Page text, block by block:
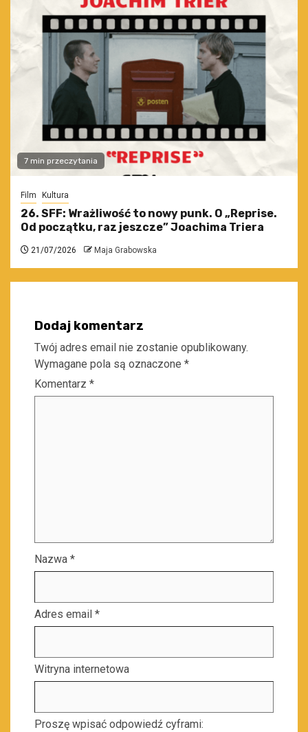
7 min przeczytania
Film Kultura
26. SFF: Wrażliwość to nowy punk. O „Reprise.
Od początku, raz jeszcze” Joachima Triera
21/07/2026 Maja Grabowska
Dodaj komentarz
Twój adres email nie zostanie opublikowany.
Wymagane pola są oznaczone *
Komentarz *
Nazwa *
Adres email *
Witryna internetowa
Proszę wpisać odpowiedź cyframi: